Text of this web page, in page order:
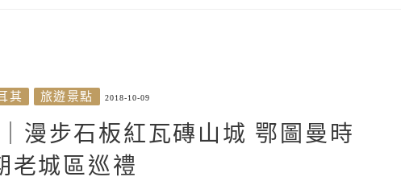
其 旅遊景點 2018-10-09
漫步石板紅瓦磚山城 鄂圖曼時
老城區巡禮